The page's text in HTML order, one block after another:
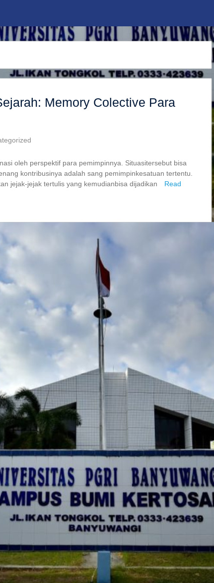
Memory Colective Para
oleh perspektif para pemimpinnya. Situasitersebut bisa
kontribusinya adalah sang pemimpinkesatuan tertentu.
jejak-jejak tertulis yang kemudianbisa dijadikan
Read